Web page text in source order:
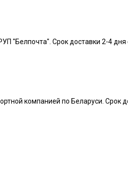
"Белпочта". Срок доставки 2-4
компанией по Беларуси. Срок